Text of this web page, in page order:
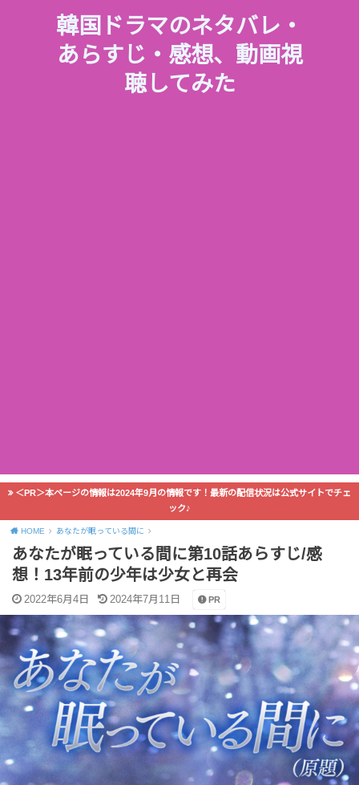
韓国ドラマのネタバレ・
あらすじ・感想、動画視
聴してみた
＜PR＞本ページの情報は2024年9月の情報です！最新の配信状況は公式サイトでチェ
ック♪
HOME あなたが眠っている間に
あなたが眠っている間に第10話あらすじ/感
想！13年前の少年は少女と再会
2022年6月4日 2024年7月11日 PR